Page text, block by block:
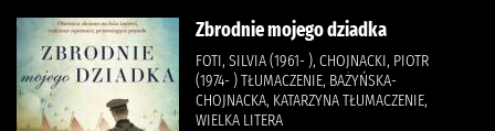
Zbrodnie mojego dziadka
FOTI, SILVIA (1961- ), CHOJNACKI, PIOTR
(1974- ) TŁUMACZENIE, BAŻYŃSKA-
CHOJNACKA, KATARZYNA TŁUMACZENIE,
WIELKA LITERA